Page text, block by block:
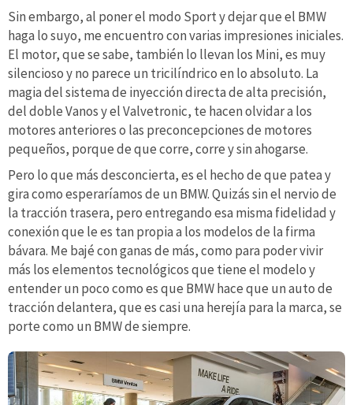
Sin embargo, al poner el modo Sport y dejar que el BMW
haga lo suyo, me encuentro con varias impresiones iniciales.
El motor, que se sabe, también lo llevan los Mini, es muy
silencioso y no parece un tricilíndrico en lo absoluto. La
magia del sistema de inyección directa de alta precisión,
del doble Vanos y el Valvetronic, te hacen olvidar a los
motores anteriores o las preconcepciones de motores
pequeños, porque de que corre, corre y sin ahogarse.
Pero lo que más desconcierta, es el hecho de que patea y
gira como esperaríamos de un BMW. Quizás sin el nervio de
la tracción trasera, pero entregando esa misma fidelidad y
conexión que le es tan propia a los modelos de la firma
bávara. Me bajé con ganas de más, como para poder vivir
más los elementos tecnológicos que tiene el modelo y
entender un poco como es que BMW hace que un auto de
tracción delantera, que es casi una herejía para la marca, se
porte como un BMW de siempre.